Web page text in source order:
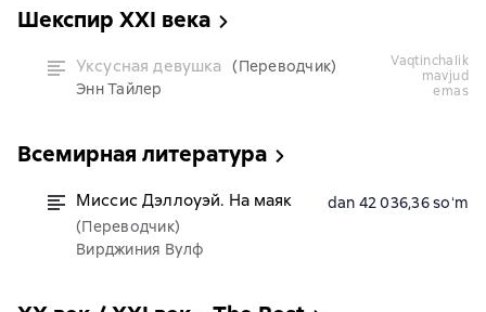
Шекспир XXI века
Уксусная девушка
(Переводчик)
Энн Тайлер
vaqtinchalik
mavjud
emas
Всемирная литература
Миссис Дэллоуэй. На маяк
(Переводчик)
Вирджиния Вулф
dan 42 036,36 soʻm